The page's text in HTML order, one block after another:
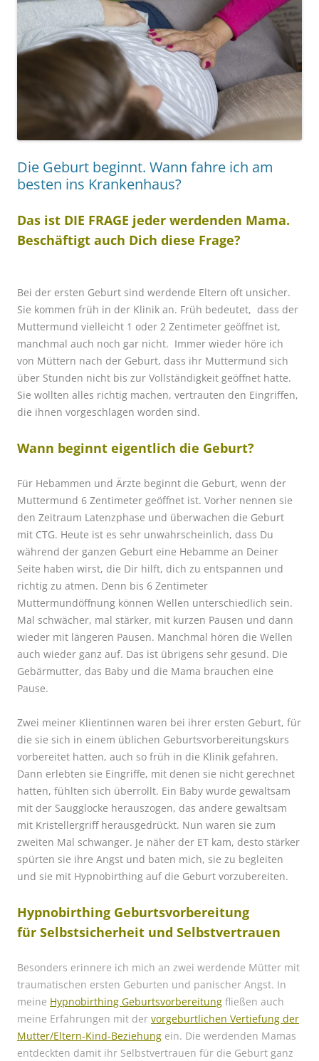
Die Geburt beginnt. Wann fahre ich am
besten ins Krankenhaus?
Das ist DIE FRAGE jeder werdenden Mama.
Beschäftigt auch Dich diese Frage?
Bei der ersten Geburt sind werdende Eltern oft unsicher.
Sie kommen früh in der Klinik an. Früh bedeutet, dass der
Muttermund vielleicht 1 oder 2 Zentimeter geöffnet ist,
manchmal auch noch gar nicht. Immer wieder höre ich
von Müttern nach der Geburt, dass ihr Muttermund sich
über Stunden nicht bis zur Vollständigkeit geöffnet hatte.
Sie wollten alles richtig machen, vertrauten den Eingriffen,
die ihnen vorgeschlagen worden sind.
Wann beginnt eigentlich die Geburt?
Für Hebammen und Ärzte beginnt die Geburt, wenn der
Muttermund 6 Zentimeter geöffnet ist. Vorher nennen sie
den Zeitraum Latenzphase und überwachen die Geburt
mit CTG. Heute ist es sehr unwahrscheinlich, dass Du
während der ganzen Geburt eine Hebamme an Deiner
Seite haben wirst, die Dir hilft, dich zu entspannen und
richtig zu atmen. Denn bis 6 Zentimeter
Muttermundöffnung können Wellen unterschiedlich sein.
Mal schwächer, mal stärker, mit kurzen Pausen und dann
wieder mit längeren Pausen. Manchmal hören die Wellen
auch wieder ganz auf. Das ist übrigens sehr gesund. Die
Gebärmutter, das Baby und die Mama brauchen eine
Pause.
Zwei meiner Klientinnen waren bei ihrer ersten Geburt, für
die sie sich in einem üblichen Geburtsvorbereitungskurs
vorbereitet hatten, auch so früh in die Klinik gefahren.
Dann erlebten sie Eingriffe, mit denen sie nicht gerechnet
hatten, fühlten sich überrollt. Ein Baby wurde gewaltsam
mit der Saugglocke herauszogen, das andere gewaltsam
mit Kristellergriff herausgedrückt. Nun waren sie zum
zweiten Mal schwanger. Je näher der ET kam, desto stärker
spürten sie ihre Angst und baten mich, sie zu begleiten
und sie mit Hypnobirthing auf die Geburt vorzubereiten.
Hypnobirthing Geburtsvorbereitung
für Selbstsicherheit und Selbstvertrauen
Besonders erinnere ich mich an zwei werdende Mütter mit
traumatischen ersten Geburten und panischer Angst. In
meine Hypnobirthing Geburtsvorbereitung fließen auch
meine Erfahrungen mit der vorgeburtlichen Vertiefung der
Mutter/Eltern-Kind-Beziehung ein. Die werdenden Mamas
entdeckten damit ihr Selbstvertrauen für die Geburt ganz